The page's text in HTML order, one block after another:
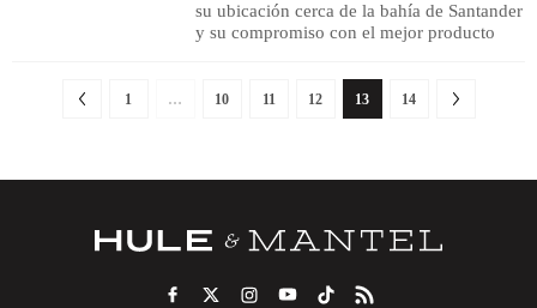
su ubicación cerca de la bahía de Santander
y su compromiso con el mejor producto
1 … 10 11 12 13 14